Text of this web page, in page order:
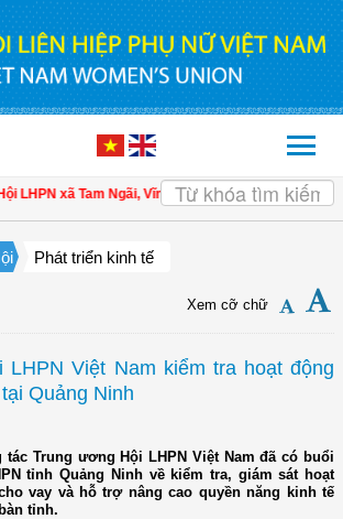
xã Tam Ngãi, Vĩnh Long sơ kết công tác Hội và
Phát triển kinh tế
Xem cỡ chữ
LHPN Việt Nam kiểm tra hoạt động
Quảng Ninh
tác Trung ương Hội LHPN Việt Nam đã có buổi
tỉnh Quảng Ninh về kiểm tra, giám sát hoạt
vay và hỗ trợ nâng cao quyền năng kinh tế
tỉnh.